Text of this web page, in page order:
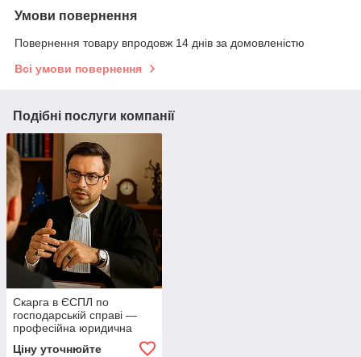
Умови повернення
Повернення товару впродовж 14 днів за домовленістю
Всі умови повернення
Подібні послуги компанії
Скарга в ЄСПЛ по
господарській справі —
професійна юридична
Ціну уточнюйте